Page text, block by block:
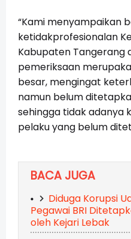
“Kami menyampaikan
ketidakprofesionalan
Kabupaten Tangerang
pemeriksaan
besar, mengingat
namun belum
sehingga tidak adanya
pelaku yang belum
BACA JUGA
Diduga Korupsi
Pegawai BRI
oleh Kejari Lebak